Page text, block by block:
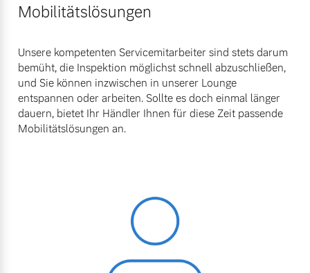
Mobilitätslösungen
Unsere kompetenten Servicemitarbeiter sind stets darum
bemüht, die Inspektion möglichst schnell abzuschließen,
und Sie können inzwischen in unserer Lounge
entspannen oder arbeiten. Sollte es doch einmal länger
dauern, bietet Ihr Händler Ihnen für diese Zeit passende
Mobilitätslösungen an.